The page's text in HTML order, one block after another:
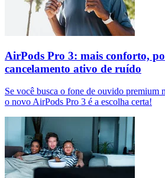
AirPods Pro 3: mais conforto,
cancelamento ativo de ruído
Se você busca o fone de ouvido premium
o novo AirPods Pro 3 é a escolha certa!